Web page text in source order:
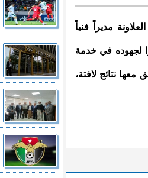
مديراً فنياً
لجهوده في خدمة
نتائج لافتة،